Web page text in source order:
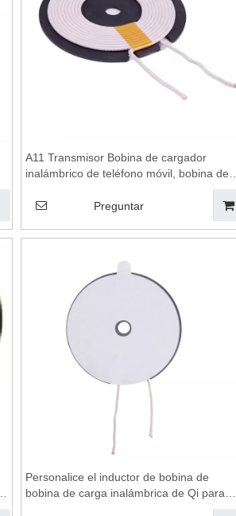
A11 Transmisor Bobina de cargador
inalámbrico de teléfono móvil, bobina de
carga inalámbrica Qi, carga inalámbrica,
almohadilla de carga inalámbrica, bobinas
de carga inalámbrica, módulo de carga
inalámbrica
Preguntar
Personalice el inductor de bobina de
bobina de carga inalámbrica de Qi para